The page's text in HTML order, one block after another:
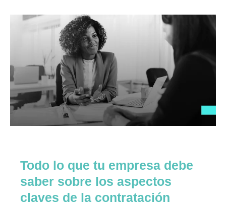
Todo lo que tu empresa debe
saber sobre los aspectos
claves de la contratación